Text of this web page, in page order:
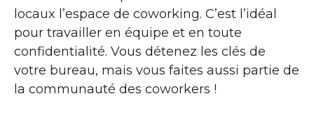
locaux l’espace de coworking. C’est l’idéal
pour travailler en équipe et en toute
confidentialité. Vous détenez les clés de
votre bureau, mais vous faites aussi partie de
la communauté des coworkers !